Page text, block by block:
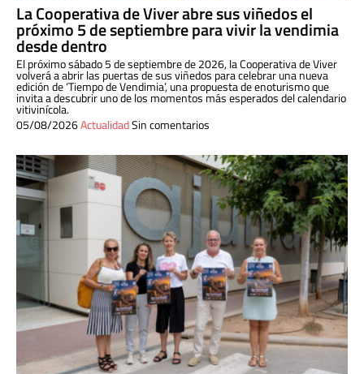
La Cooperativa de Viver abre sus viñedos el
próximo 5 de septiembre para vivir la vendimia
desde dentro
El próximo sábado 5 de septiembre de 2026, la Cooperativa de Viver
volverá a abrir las puertas de sus viñedos para celebrar una nueva
edición de ‘Tiempo de Vendimia’, una propuesta de enoturismo que
invita a descubrir uno de los momentos más esperados del calendario
vitivinícola.
05/08/2026ActualidadSin comentarios